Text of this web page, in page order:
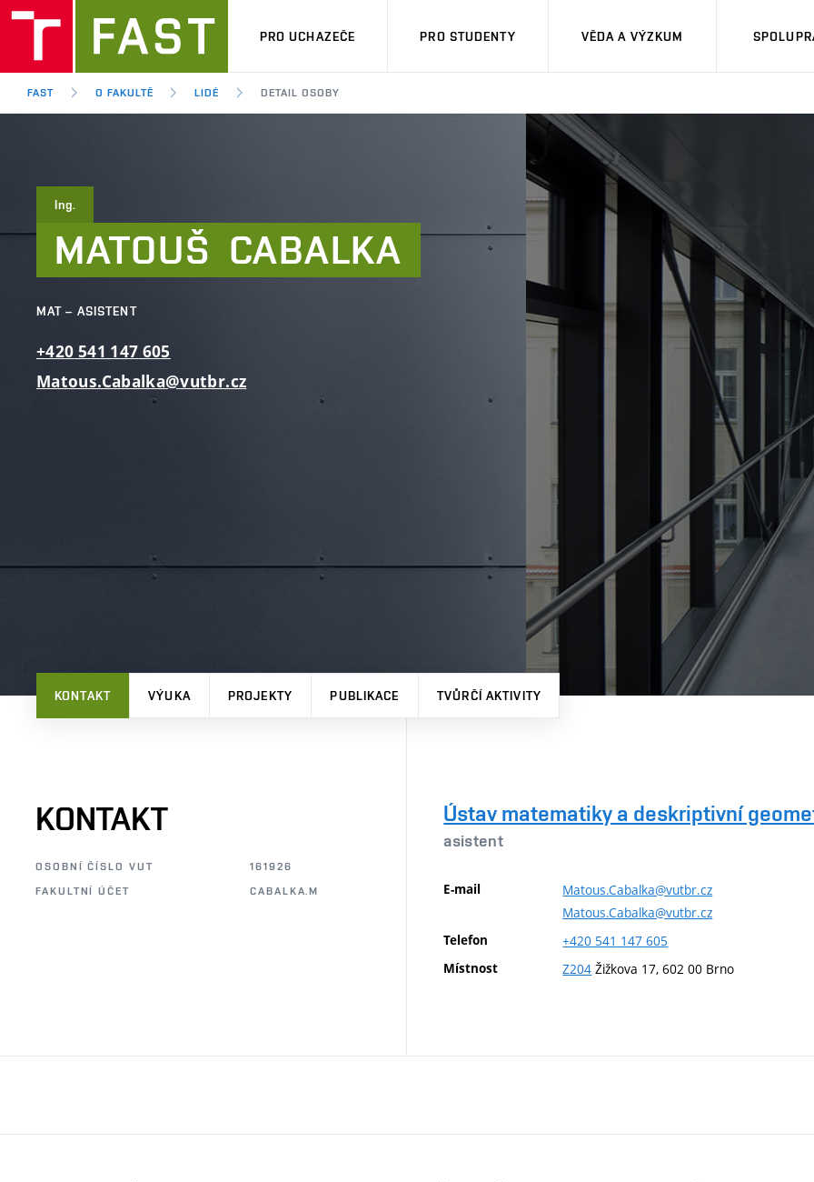
PRO UCHAZEČE PRO STUDENTY VĚDA A VÝZKUM
FAST O FAKULTĚ LIDÉ DETAIL OSOBY
Ing.
MATOUŠ CABALKA
MAT – ASISTENT
+420 541 147 605
Matous.Cabalka@vutbr.cz
KONTAKT VÝUKA PROJEKTY PUBLIKACE TVŮRČÍ AKTIVITY
KONTAKT
OSOBNÍ ČÍSLO VUT
161926
FAKULTNÍ ÚČET
CABALKA.M
Ústav matematiky a deskriptivní
asistent
E-mail
Matous.Cabalka@vutbr.cz
Matous.Cabalka@vutbr.cz
Telefon +420 541 147 605
Místnost Z204 Žižkova 17, 602 00 Brno